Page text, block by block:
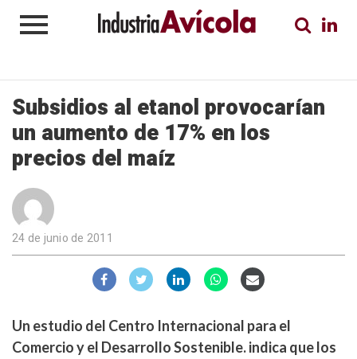
Subsidios al etanol provocarían
un aumento de 17% en los
precios del maíz
24 de junio de 2011
Un estudio del Centro Internacional para el
Comercio y el Desarrollo Sostenible. indica que los